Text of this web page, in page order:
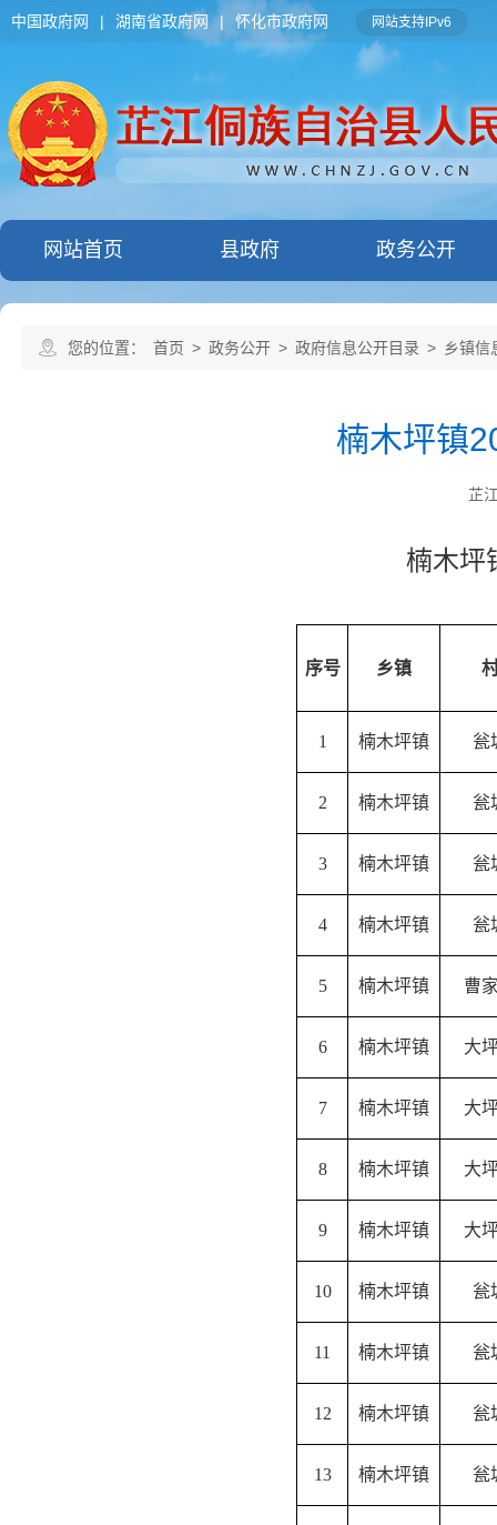
中国政府网 | 湖南省政府网 | 怀化市政府网 网站支持IPv6
网站首页 县政府 政务公开
您的位置： 首页 > 政务公开 > 政府信息公开目录 > 乡镇信
楠木坪镇
芷
楠木坪
序号 乡镇
1 楠木坪镇 瓮
2 楠木坪镇 瓮
3 楠木坪镇 瓮
4 楠木坪镇 瓮
5 楠木坪镇 曹
6 楠木坪镇 大
7 楠木坪镇 大
8 楠木坪镇 大
9 楠木坪镇 大
10 楠木坪镇 瓮
11 楠木坪镇 瓮
12 楠木坪镇 瓮
13 楠木坪镇 瓮